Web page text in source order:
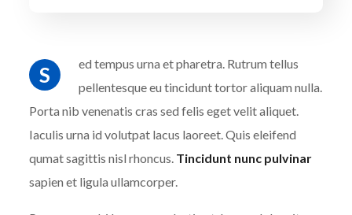
S
ed tempus urna et pharetra. Rutrum tellus
pellentesque eu tincidunt tortor aliquam nulla.
Porta nib venenatis cras sed felis eget velit aliquet.
Iaculis urna id volutpat lacus laoreet. Quis eleifend
qumat sagittis nisl rhoncus. Tincidunt nunc pulvinar
sapien et ligula ullamcorper.